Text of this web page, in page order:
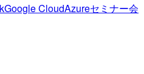
Google CloudAzureセミナー会